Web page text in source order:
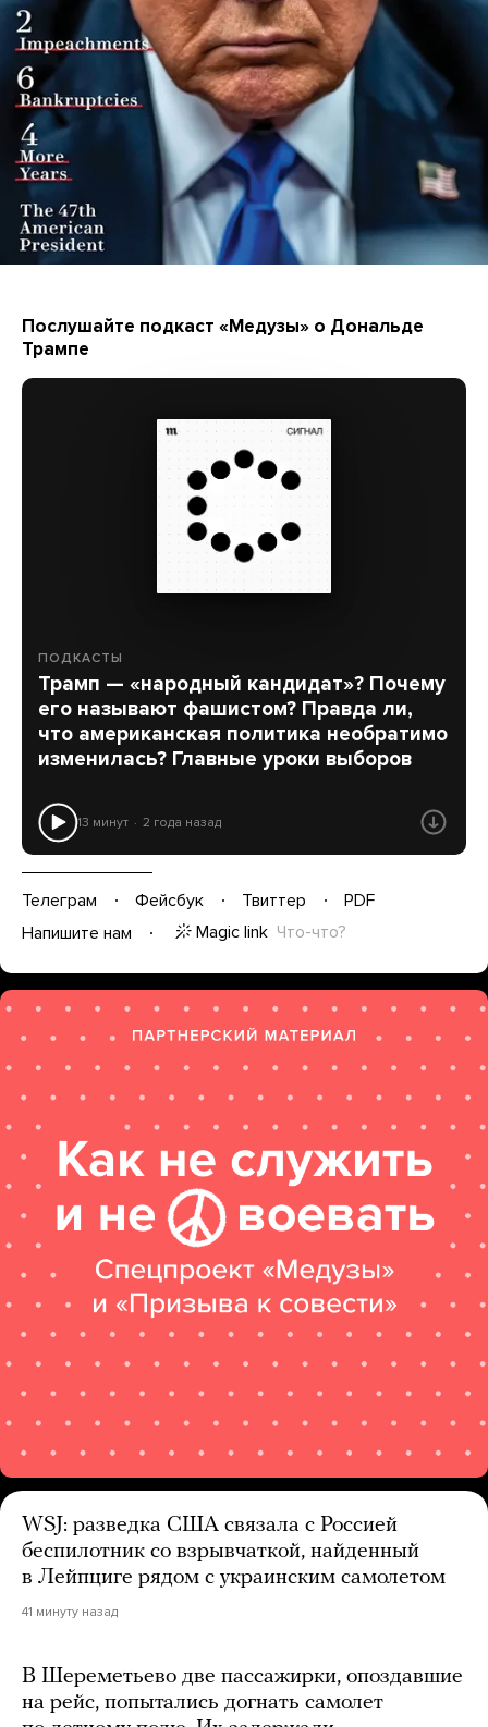
Послушайте подкаст «Медузы» о Дональде
Трампе
ПОДКАСТЫ
Трамп — «народный кандидат»? Почему
его называют фашистом? Правда ли,
что американская политика необратимо
изменилась? Главные уроки выборов
13 минут 2 года назад
Телеграм Фейсбук Твиттер
PDF
Напишите нам
Magic link Что-что?
WSJ: разведка США связала с Россией
беспилотник со взрывчаткой, найденный
в Лейпциге рядом с украинским самолетом
41 минуту назад
В Шереметьево две пассажирки, опоздавшие
на рейс, попытались догнать самолет